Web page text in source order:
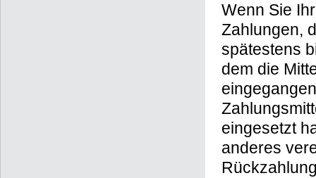
Wenn Sie
Zahlungen,
spätestens
dem die
eingesetzt
anderes